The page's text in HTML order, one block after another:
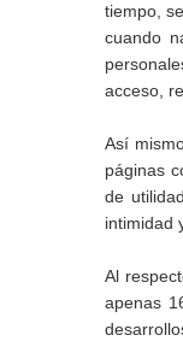
tiempo,
cuando
acceso,
Así
páginas
de
intimidad
Al
apenas